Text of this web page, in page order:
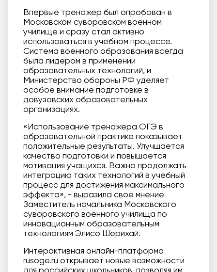
Впервые тренажер был опробован в
Московском суворовском военном
училище и сразу стал активно
использоваться в учебном процессе.
Система военного образования всегда
была лидером в применении
образовательных технологий, и
Министерство обороны РФ уделяет
особое внимание подготовке в
довузовских образовательных
организациях.
«Использование тренажера ОГЭ в
образовательной практике показывает
положительные результаты. Улучшается
качество подготовки и повышается
мотивация учащихся. Важно продолжать
интеграцию таких технологий в учебный
процесс для достижения максимального
эффекта», - выразила свое мнение
Заместитель начальника Московского
суворовского военного училища по
инновационным образовательным
технологиям Элисо Шерихай.
Интерактивная онлайн-платформа
rusoge.ru открывает новые возможности
для российских школьников, позволяя им